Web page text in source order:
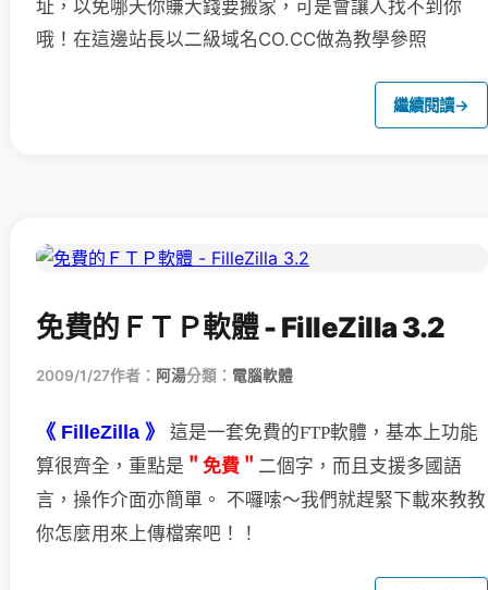
址，以免哪天你賺大錢要搬家，可是會讓人找不到你
哦！在這邊站長以二級域名CO.CC做為教學參照
繼續閱讀→
免費的ＦＴＰ軟體 - FilleZilla 3.2
2009/1/27作者： 阿湯分類： 電腦軟體
《 FilleZilla 》
這是一套免費的FTP軟體，基本上功能
算很齊全，重點是 ＂免費＂ 二個字， 而且支援多國語
言，操作介面亦簡單。
不囉嗦～我們就趕緊下載來教教
你怎麼用來上傳檔案吧！！